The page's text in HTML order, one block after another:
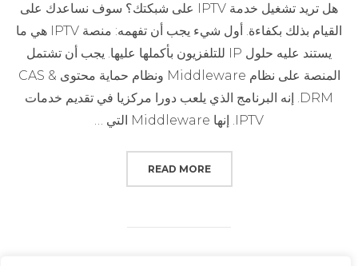
هل تريد تشغيل خدمة IPTV على شبكتك؟ سوف نساعدك على
القيام بذلك بكفاءة. أول شيء يجب أن تفهمه: منصة IPTV هي ما
يستند عليه حلول IP للتلفزيون بأكملها عليها. يجب أن تشتمل
المنصة على نظام Middleware ونظام حماية محتوى CAS &
DRM. إنه البرنامج الذي يلعب دورا مركزيا في تقديم خدمات
IPTV. إنها Middleware التي …
READ MORE